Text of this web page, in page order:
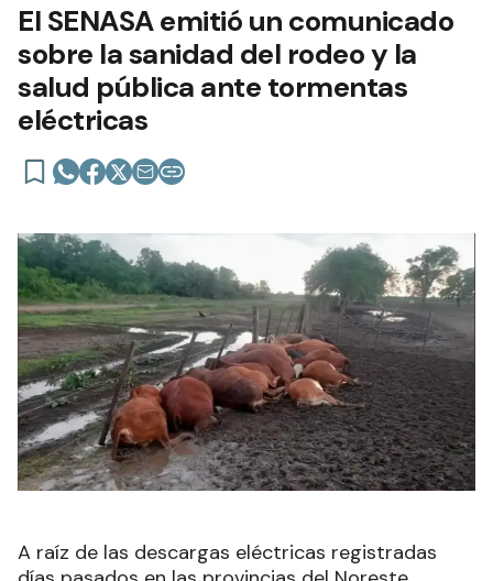
El SENASA emitió un comunicado
sobre la sanidad del rodeo y la
salud pública ante tormentas
eléctricas
A raíz de las descargas eléctricas registradas